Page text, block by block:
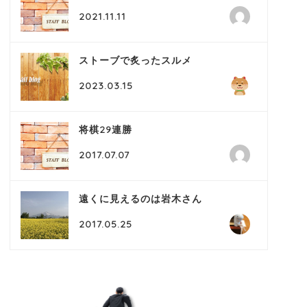
2021.11.11
ストーブで炙ったスルメ
2023.03.15
将棋29連勝
2017.07.07
遠くに見えるのは岩木さん
2017.05.25